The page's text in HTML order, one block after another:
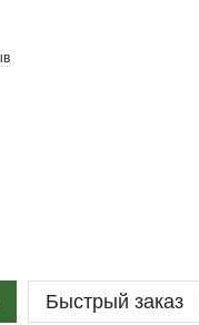
Быстрый заказ